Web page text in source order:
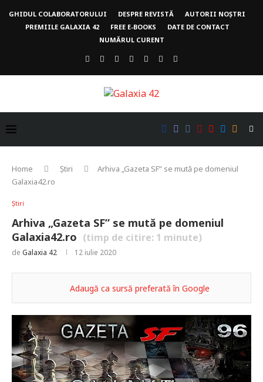
GHIDUL COLABORATORULUI DESPRE REVISTĂ
AUTORII NOȘTRI
PREMIILE GALAXIA 42
FREE E-BOOKS
DATE DE CONTACT
NUMĂRUL CURENT
Home Știri
Arhiva „Gazeta SF” se mută pe domeniul
Galaxia42.ro
Știri
Arhiva „Gazeta SF” se mută pe domeniul
Galaxia42.ro (timp de citire: 1 minute)
de Galaxia 42 12 iulie 2020
Adaugă ca sursă preferată în Google